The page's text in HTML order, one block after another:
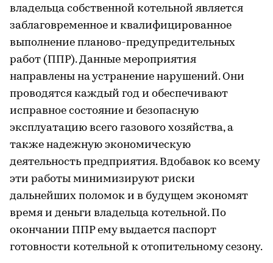
владельца собственной котельной является
заблаговременное и квалифицированное
выполнение планово-предупредительных
работ (ППР). Данные мероприятия
направлены на устранение нарушений. Они
проводятся каждый год и обеспечивают
исправное состояние и безопасную
эксплуатацию всего газового хозяйства, а
также надежную экономическую
деятельность предприятия. Вдобавок ко всему
эти работы минимизируют риски
дальнейших поломок и в будущем экономят
время и деньги владельца котельной. По
окончании ППР ему выдается паспорт
готовности котельной к отопительному сезону.